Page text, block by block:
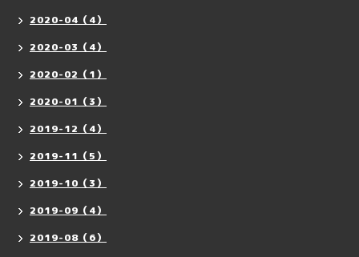
2020-04（4）
2020-03（4）
2020-02（1）
2020-01（3）
2019-12（4）
2019-11（5）
2019-10（3）
2019-09（4）
2019-08（6）